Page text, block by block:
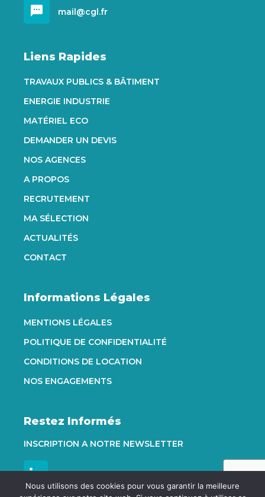
sms mail@cgl.fr
Liens Rapides
TRAVAUX PUBLICS & BÂTIMENT
ENERGIE INDUSTRIE
MATÉRIEL ECO
DEMANDER UN DEVIS
NOS AGENCES
A PROPOS
RECRUTEMENT
MA SÉLECTION
ACTUALITÉS
CONTACT
Informations Légales
MENTIONS LÉGALES
POLITIQUE DE CONFIDENTIALITÉ
CONDITIONS DE LOCATION
NOS ENGAGEMENTS
Restez Informés
INSCRIPTION A NOTRE NEWSLETTER
Nous utilisons des cookies pour vous garantir la meilleure